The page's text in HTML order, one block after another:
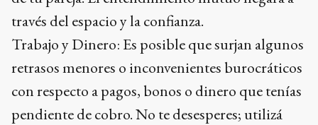
través del espacio y la confianza.
Trabajo y Dinero: Es posible que surjan algunos
retrasos menores o inconvenientes burocráticos
con respecto a pagos, bonos o dinero que tenías
pendiente de cobro. No te desesperes; utilizá